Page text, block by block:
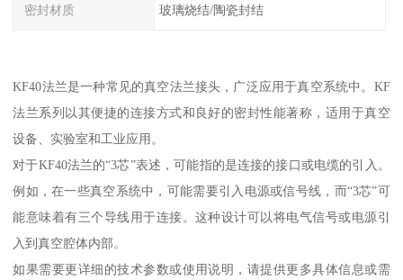
密封材质 玻璃烧结/陶瓷封结
KF40法兰是一种常见的真空法兰接头，广泛应用于真空系统中。KF
法兰系列以其便捷的连接方式和良好的密封性能著称，适用于真空
设备、实验室和工业应用。
对于KF40法兰的“3芯”表述，可能指的是连接的接口或电缆的引入。
例如，在一些真空系统中，可能需要引入电源或信号线，而“3芯”可
能意味着有三个导线用于连接。这种设计可以将电气信号或电源引
入到真空腔体内部。
如果需要更详细的技术参数或使用说明，请提供更多具体信息或需